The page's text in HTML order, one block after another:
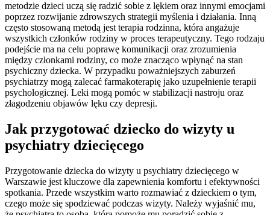
metodzie dzieci uczą się radzić sobie z lękiem oraz innymi emocjami
poprzez rozwijanie zdrowszych strategii myślenia i działania. Inną
często stosowaną metodą jest terapia rodzinna, która angażuje
wszystkich członków rodziny w proces terapeutyczny. Tego rodzaju
podejście ma na celu poprawę komunikacji oraz zrozumienia
między członkami rodziny, co może znacząco wpłynąć na stan
psychiczny dziecka. W przypadku poważniejszych zaburzeń
psychiatrzy mogą zalecać farmakoterapię jako uzupełnienie terapii
psychologicznej. Leki mogą pomóc w stabilizacji nastroju oraz
złagodzeniu objawów lęku czy depresji.
Jak przygotować dziecko do wizyty u
psychiatry dziecięcego
Przygotowanie dziecka do wizyty u psychiatry dziecięcego w
Warszawie jest kluczowe dla zapewnienia komfortu i efektywności
spotkania. Przede wszystkim warto rozmawiać z dzieckiem o tym,
czego może się spodziewać podczas wizyty. Należy wyjaśnić mu,